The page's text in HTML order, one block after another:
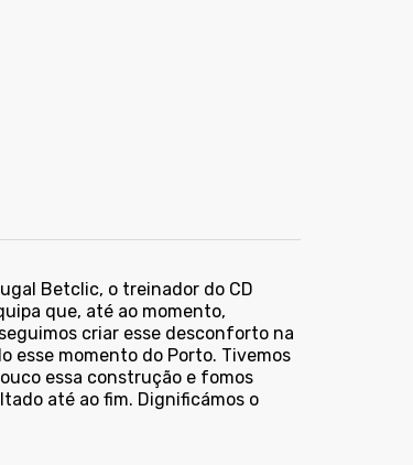
Betclic, o treinador do CD
que, até ao momento,
criar esse desconforto na
esse momento do Porto. Tivemos
essa construção e fomos
até ao fim. Dignificámos o